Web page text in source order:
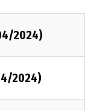
2024)
2024)